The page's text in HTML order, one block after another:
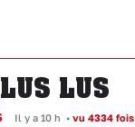
LUS
Il y a 10 h • vu 4334 fois